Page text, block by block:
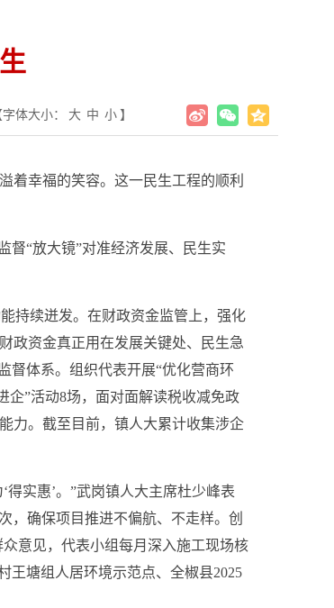
字体大小： 大 中 小 】
着幸福的笑容。这一民生工程的顺利
督“放大镜”对准经济发展、民生实
持续迸发。在财政资金监管上，强化
政资金真正用在发展关键处、民生急
督体系。组织代表开展“优化营商环
企”活动8场，面对面解读税收减免政
力。截至目前，镇人大累计收集涉企
实惠’。”武岗镇人大主席杜少峰表
，确保项目推进不偏航、不走样。创
意见，代表小组每月深入施工现场核
王塘组人居环境示范点、全椒县2025